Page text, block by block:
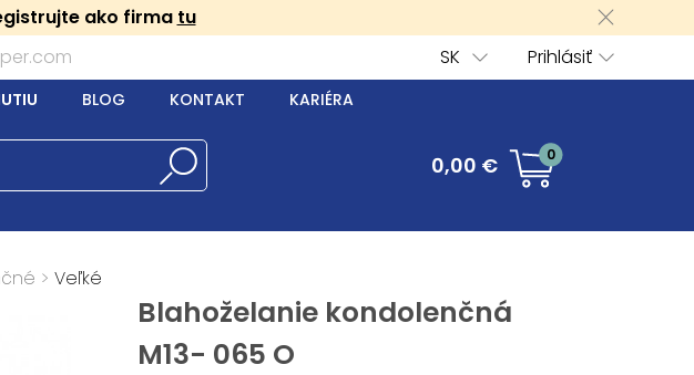
ako firma tu
Prihlásiť
SK
BLOG KONTAKT KARIÉRA
0,00 € 0
> Veľké
Blahoželanie kondolenčná
M13- 065 O